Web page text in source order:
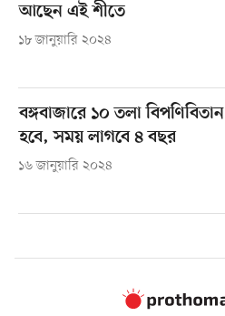
আছেন এই শীতে
১৮ জানুয়ারি ২০২৪
বঙ্গবাজারে ১০ তলা বিপণিবিতান
হবে, সময় লাগবে ৪ বছর
১৬ জানুয়ারি ২০২৪